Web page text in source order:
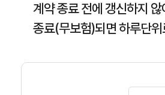
계약 종료 전에 갱신하지 않
종료(무보험)되면 하루단